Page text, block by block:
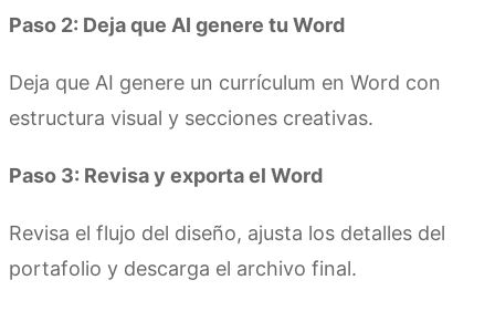
Paso 2: Deja que AI genere tu Word
Deja que AI genere un currículum en Word con
estructura visual y secciones creativas.
Paso 3: Revisa y exporta el Word
Revisa el flujo del diseño, ajusta los detalles del
portafolio y descarga el archivo final.